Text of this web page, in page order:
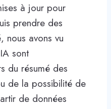
à jour pour
prendre des
nous avons vu
sont
du résumé des
de la possibilité de
de données